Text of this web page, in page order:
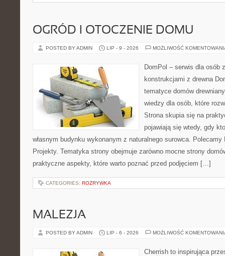
OGRÓD I OTOCZENIE DOMU
POSTED BY ADMIN LIP - 9 - 2026 MOŻLIWOŚĆ
DomPol – serwis dla osób
konstrukcjami z drewna
tematyce domów
wiedzy dla osób, które
Strona skupia się na
pojawiają się wtedy, gdy
własnym budynku wykonanym z naturalnego surowca.
Projekty. Tematyka strony obejmuje zarówno mocne strony
praktyczne aspekty, które warto poznać przed podjęciem […]
CATEGORIES: ROZRYWKA
MALEZJA
POSTED BY ADMIN LIP - 6 - 2026 MOŻLIWOŚĆ
Cherrish to inspirująca